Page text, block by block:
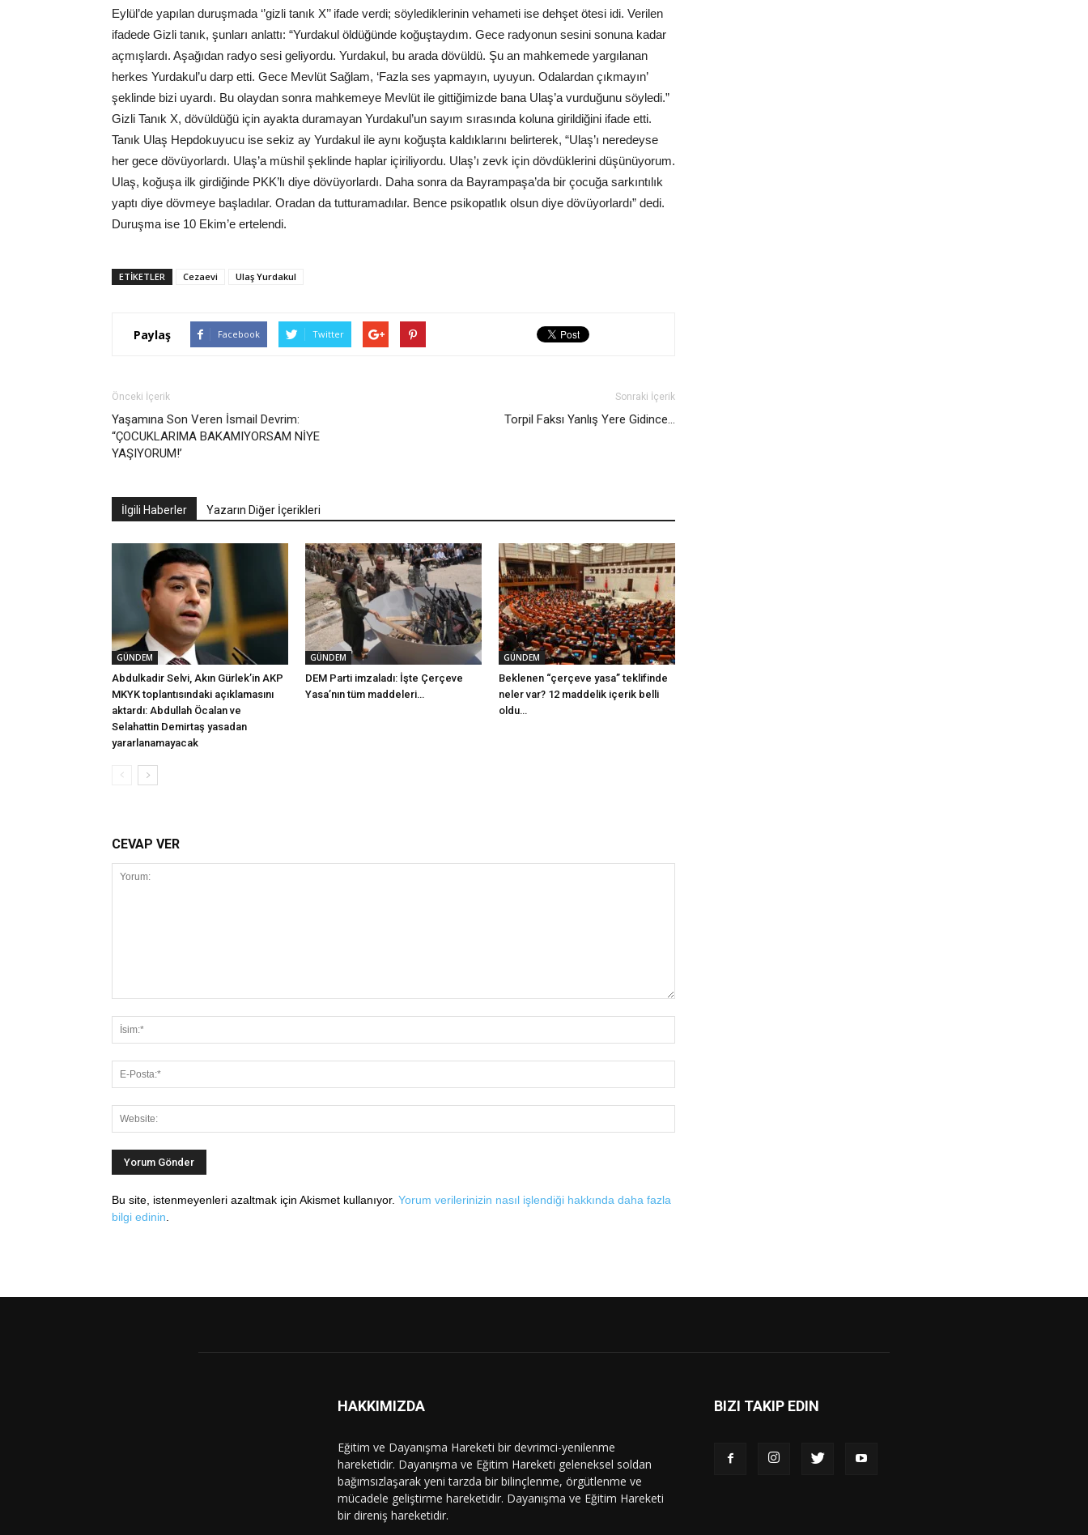
Eylül’de yapılan duruşmada ‘’gizli tanık X’’ ifade verdi; söylediklerinin vehameti ise dehşet ötesi idi. Verilen
ifadede Gizli tanık, şunları anlattı: “Yurdakul öldüğünde koğuştaydım. Gece radyonun sesini sonuna kadar
açmışlardı. Aşağıdan radyo sesi geliyordu. Yurdakul, bu arada dövüldü. Şu an mahkemede yargılanan
herkes Yurdakul’u darp etti. Gece Mevlüt Sağlam, ‘Fazla ses yapmayın, uyuyun. Odalardan çıkmayın’
şeklinde bizi uyardı. Bu olaydan sonra mahkemeye Mevlüt ile gittiğimizde bana Ulaş’a vurduğunu söyledi.”
Gizli Tanık X, dövüldüğü için ayakta duramayan Yurdakul’un sayım sırasında koluna girildiğini ifade etti.
Tanık Ulaş Hepdokuyucu ise sekiz ay Yurdakul ile aynı koğuşta kaldıklarını belirterek, “Ulaş’ı neredeyse
her gece dövüyorlardı. Ulaş’a müshil şeklinde haplar içiriliyordu. Ulaş’ı zevk için dövdüklerini düşünüyorum.
Ulaş, koğuşa ilk girdiğinde PKK’lı diye dövüyorlardı. Daha sonra da Bayrampaşa’da bir çocuğa sarkıntılık
yaptı diye dövmeye başladılar. Oradan da tutturamadılar. Bence psikopatlık olsun diye dövüyorlardı” dedi.
Duruşma ise 10 Ekim’e ertelendi.
ETIKETLER Cezaevi Ulaş Yurdakul
Paylaş Facebook Twitter
Önceki İçerik
Yaşamına Son Veren İsmail Devrim:
“ÇOCUKLARIMA BAKAMIYORSAM NİYE
YAŞIYORUM!’
Sonraki İçerik
Torpil Faksı Yanlış Yere Gidince…
İlgili Haberler Yazarın Diğer İçerikleri
GÜNDEM
Abdulkadir Selvi, Akın Gürlek’in AKP
MKYK toplantısındaki açıklamasını
aktardı: Abdullah Öcalan ve
Selahattin Demirtaş yasadan
yararlanamayacak
GÜNDEM
DEM Parti imzaladı: İşte Çerçeve
Yasa’nın tüm maddeleri…
GÜNDEM
Beklenen “çerçeve yasa” teklifinde
neler var? 12 maddelik içerik belli
oldu…
CEVAP VER
Bu site, istenmeyenleri azaltmak için Akismet kullanıyor. Yorum verilerinizin nasıl işlendiği hakkında daha fazla
bilgi edinin
HAKKIMIZDA
Eğitim ve Dayanışma Hareketi bir devrimci-yenilenme
hareketidir. Dayanışma ve Eğitim Hareketi geleneksel soldan
bağımsızlaşarak yeni tarzda bir bilinçlenme, örgütlenme ve
mücadele geliştirme hareketidir. Dayanışma ve Eğitim Hareketi
bir direniş hareketidir.
BIZI TAKIP EDIN